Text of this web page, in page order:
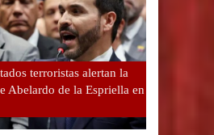
terroristas alertan la
Abelardo de la Espriella en